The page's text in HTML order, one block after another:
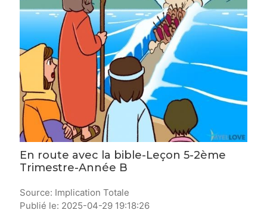
En route avec la bible-Leçon 5-2ème
Trimestre-Année B
Source: Implication Totale
Publié le: 2025-04-29 19:18:26